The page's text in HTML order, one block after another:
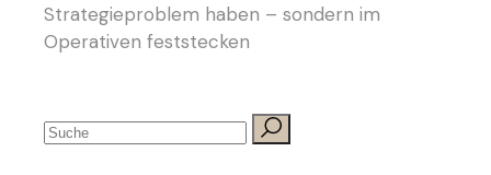
Strategieproblem haben – sondern im
Operativen feststecken